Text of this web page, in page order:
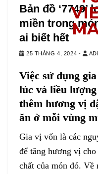
Bản đồ ‘7749’
miền trong
ai biết hết
25 THÁNG 4, 2024 -
Việc sử dụng
lúc và liều
thêm hương vị
ăn ở mỗi vùng
Gia vị vốn là các
để tăng hương vị
chất của món đó. Về